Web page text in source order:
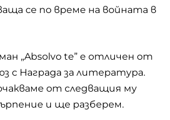
се по време на войната в
„Absolvo te” е отличен от
с Награда за литература.
от следващия му
и ще разберем.